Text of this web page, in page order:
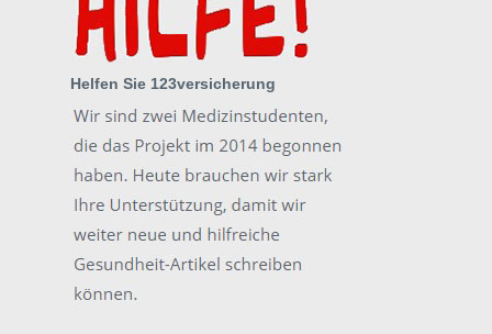
Helfen Sie 123versicherung